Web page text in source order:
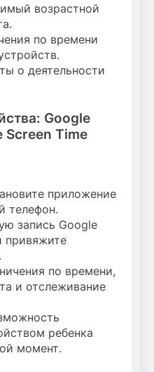
возрастной
по времени
о деятельности
Google
Screen Time
приложение
телефон.
запись Google
привяжите
по времени,
и отслеживание
ребенка
момент.